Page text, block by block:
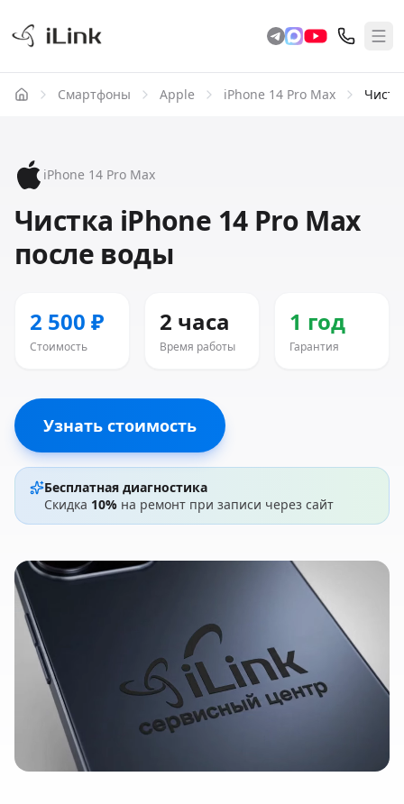
Смартфоны Apple iPhone 14 Pro Max
iPhone 14 Pro Max
Чистка iPhone 14 Pro Max
после воды
2 500 ₽
Стоимость
2 часа
Время работы
1 год
Гарантия
Узнать стоимость
Бесплатная диагностика
Скидка 10% на ремонт при записи через сайт